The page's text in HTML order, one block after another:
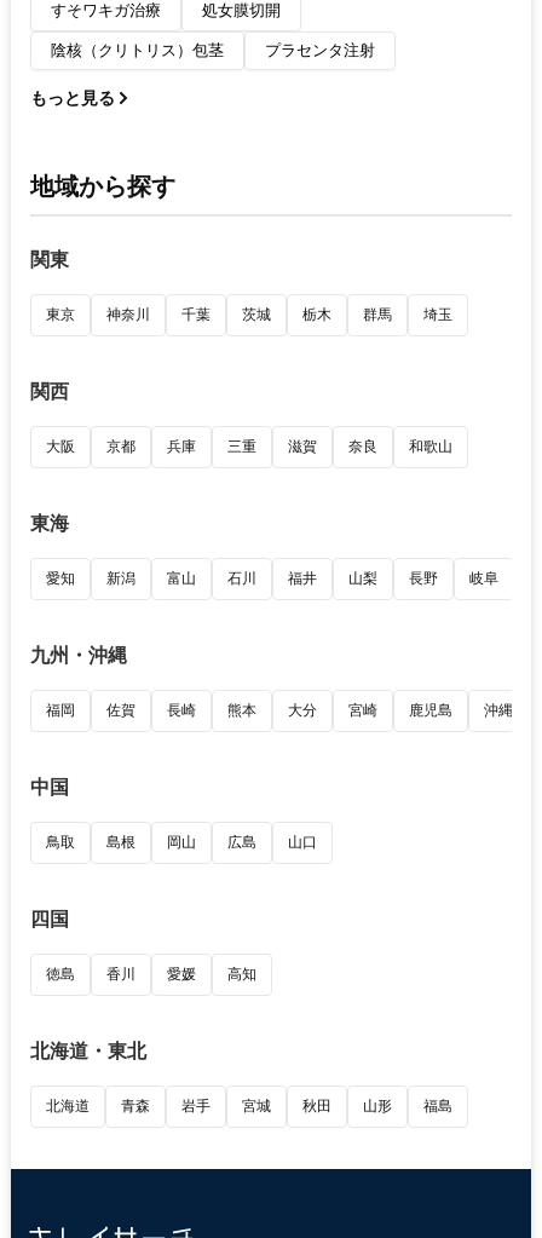
すそワキガ治療 処女膜切開
陰核（クリトリス）包茎 プラセンタ注射
もっと見る
地域から探す
関東
東京 神奈川 千葉 茨城 栃木 群馬 埼玉
関西
大阪 京都 兵庫 三重 滋賀 奈良 和歌山
東海
愛知 新潟 富山 石川 福井 山梨 長野 岐阜
九州・沖縄
福岡 佐賀 長崎 熊本 大分 宮崎 鹿児島 沖縄
中国
鳥取 島根 岡山 広島 山口
四国
徳島 香川 愛媛 高知
北海道・東北
北海道 青森 岩手 宮城 秋田 山形 福島